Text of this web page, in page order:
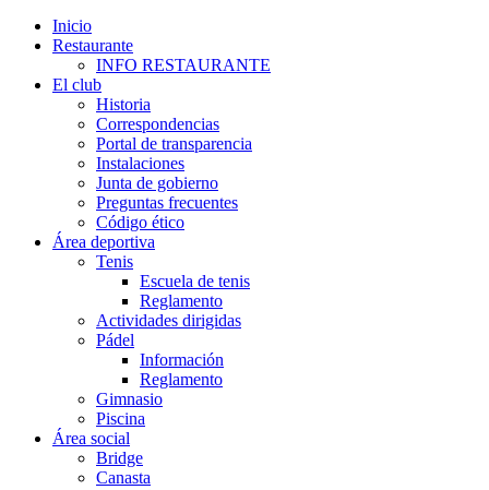
Inicio
Restaurante
INFO RESTAURANTE
El club
Historia
Correspondencias
Portal de transparencia
Instalaciones
Junta de gobierno
Preguntas frecuentes
Código ético
Área deportiva
Tenis
Escuela de tenis
Reglamento
Actividades dirigidas
Pádel
Información
Reglamento
Gimnasio
Piscina
Área social
Bridge
Canasta